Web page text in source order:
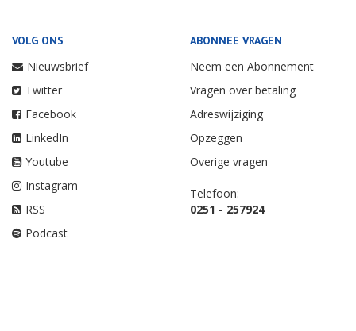
VOLG ONS
Nieuwsbrief
Twitter
Facebook
LinkedIn
Youtube
Instagram
RSS
Podcast
ABONNEE VRAGEN
Neem een Abonnement
Vragen over betaling
Adreswijziging
Opzeggen
Overige vragen
Telefoon:
0251 - 257924